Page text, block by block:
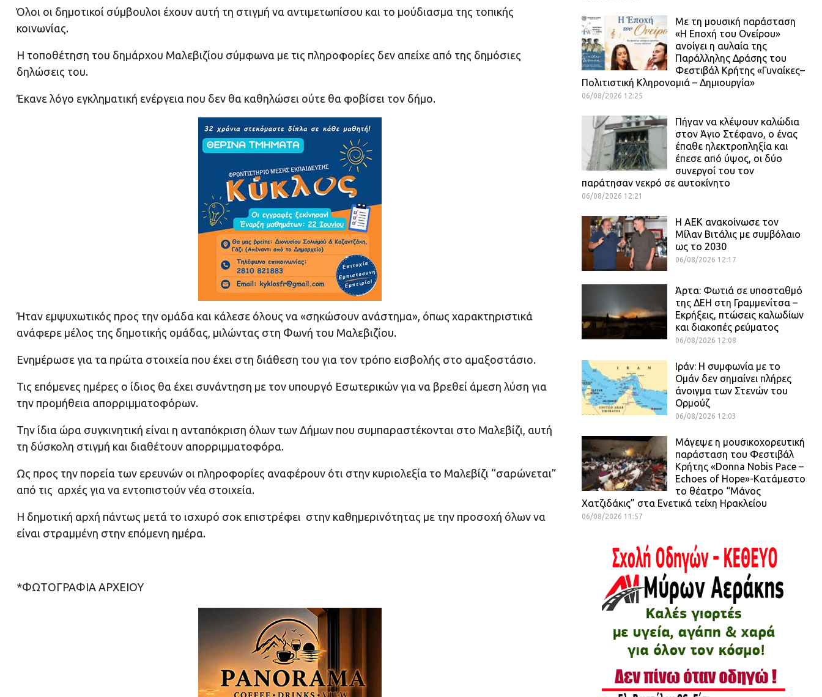
Όλοι οι δημοτικοί σύμβουλοι έχουν αυτή τη στιγμή να αντιμετωπίσου και το μούδιασμα της τοπικής
κοινωνίας.
Η τοποθέτηση του δημάρχου Μαλεβιζίου σύμφωνα με τις πληροφορίες δεν απείχε από της δημόσιες
δηλώσεις του.
Έκανε λόγο εγκληματική ενέργεια που δεν θα καθηλώσει ούτε θα φοβίσει τον δήμο.
Ήταν εμψυχωτικός προς την ομάδα και κάλεσε όλους να «σηκώσουν ανάστημα», όπως χαρακτηριστικά
ανάφερε μέλος της δημοτικής ομάδας, μιλώντας στη Φωνή του Μαλεβιζίου.
Ενημέρωσε για τα πρώτα στοιχεία που έχει στη διάθεση του για τον τρόπο εισβολής στο αμαξοστάσιο.
Τις επόμενες ημέρες ο ίδιος θα έχει συνάντηση με τον υπουργό Εσωτερικών για να βρεθεί άμεση λύση για
την προμήθεια απορριμματοφόρων.
Την ίδια ώρα συγκινητική είναι η ανταπόκριση όλων των Δήμων που συμπαραστέκονται στο Μαλεβίζι, αυτή
τη δύσκολη στιγμή και διαθέτουν απορριμματοφόρα.
Ως προς την πορεία των ερευνών οι πληροφορίες αναφέρουν ότι στην κυριολεξία το Μαλεβίζι “σαρώνεται”
από τις αρχές για να εντοπιστούν νέα στοιχεία.
Η δημοτική αρχή πάντως μετά το ισχυρό σοκ επιστρέφει στην καθημερινότητας με την προσοχή όλων να
είναι στραμμένη στην επόμενη ημέρα.
*ΦΩΤΟΓΡΑΦΙΑ ΑΡΧΕΙΟΥ
Με τη μουσική παράσταση
«Η Εποχή του Ονείρου»
ανοίγει η αυλαία της
Παράλληλης Δράσης του
Φεστιβάλ Κρήτης «Γυναίκες–
Πολιτιστική Κληρονομιά – Δημιουργία»
06/08/2026 12:25
Πήγαν να κλέψουν καλώδια
στον Άγιο Στέφανο, ο ένας
έπαθε ηλεκτροπληξία και
έπεσε από ύψος, οι δύο
συνεργοί του τον
παράτησαν νεκρό σε αυτοκίνητο
06/08/2026 12:21
H ΑΕΚ ανακοίνωσε τον
Μίλαν Βιτάλις με συμβόλαιο
ως το 2030
06/08/2026 12:17
Άρτα: Φωτιά σε υποσταθμό
της ΔΕΗ στη Γραμμενίτσα –
Εκρήξεις, πτώσεις καλωδίων
και διακοπές ρεύματος
06/08/2026 12:08
Ιράν: Η συμφωνία με το
Ομάν δεν σημαίνει πλήρες
άνοιγμα των Στενών του
Ορμούζ
06/08/2026 12:03
Μάγεψε η μουσικοχορευτική
παράσταση του Φεστιβάλ
Κρήτης «Donna Nobis Pace –
Echoes of Hope»-Κατάμεστο
το θέατρο “Μάνος
Χατζιδάκις” στα Ενετικά τείχη Ηρακλείου
06/08/2026 11:57